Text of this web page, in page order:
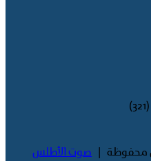
(321)
صوت الأطلس